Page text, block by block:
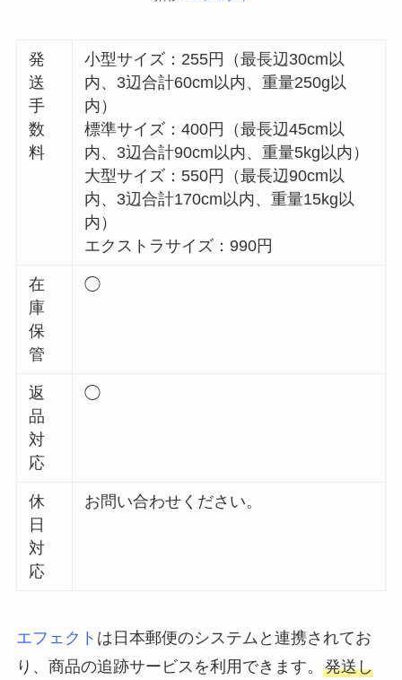
発
送
手
数
料
小型サイズ：255円（最長辺30cm以
内、3辺合計60cm以内、重量250g以
内）
標準サイズ：400円（最長辺45cm以
内、3辺合計90cm以内、重量5kg以内）
大型サイズ：550円（最長辺90cm以
内、3辺合計170cm以内、重量15kg以
内）
エクストラサイズ：990円
在
庫
保
管
◯
返
品
対
応
◯
休
日
対
応
お問い合わせください。
エフェクト は日本郵便のシステムと連携されてお
り、商品の追跡サービスを利用できます。 発送し